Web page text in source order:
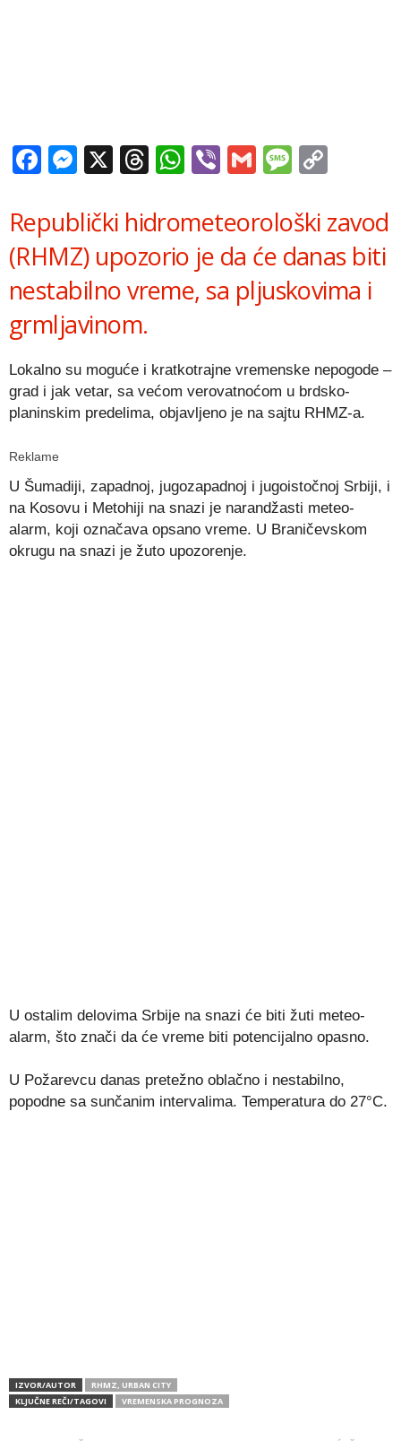
Facebook
Messenger
X Threads
WhatsApp
ViberGmail
Republički hidrometeorološki zavod
(RHMZ) upozorio je da će danas biti
nestabilno vreme, sa pljuskovima i
grmljavinom.
Lokalno su moguće i kratkotrajne vremenske nepogode –
grad i jak vetar, sa većom verovatnoćom u brdsko-
planinskim predelima, objavljeno je na sajtu RHMZ-a.
Reklame
U Šumadiji, zapadnoj, jugozapadnoj i jugoistočnoj Srbiji, i
na Kosovu i Metohiji na snazi je narandžasti meteo-
alarm, koji označava opsano vreme. U Braničevskom
okrugu na snazi je žuto upozorenje.
U ostalim delovima Srbije na snazi će biti žuti meteo-
alarm, što znači da će vreme biti potencijalno opasno.
U Požarevcu danas pretežno oblačno i nestabilno,
popodne sa sunčanim intervalima. Temperatura do 27°C.
IZVOR/AUTOR
RHMZ, URBAN CITY
KLJUČNE REČI/TAGOVI
VREMENSKA PROGNOZA